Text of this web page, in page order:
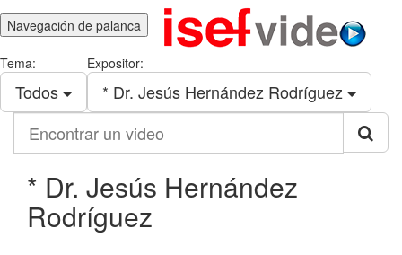
Navegación de palanca
Tema:
Todos
Expositor:
* Dr. Jesús Hernández Rodríguez
video
* Dr. Jesús Hernández
Rodríguez